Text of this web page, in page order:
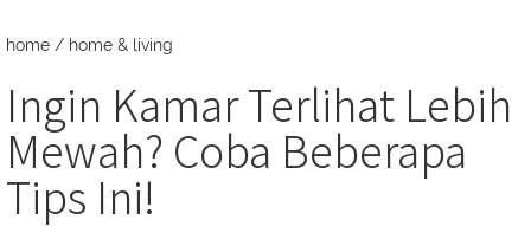
home / home & living
Ingin Kamar Terlihat Lebih
Mewah? Coba Beberapa
Tips Ini!